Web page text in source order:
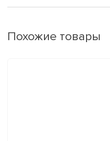
Похожие товары